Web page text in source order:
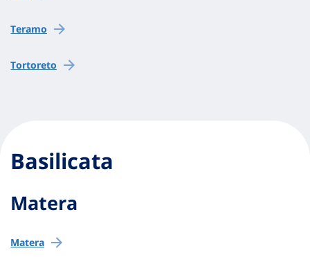
Teramo
Tortoreto
Basilicata
Matera
Matera